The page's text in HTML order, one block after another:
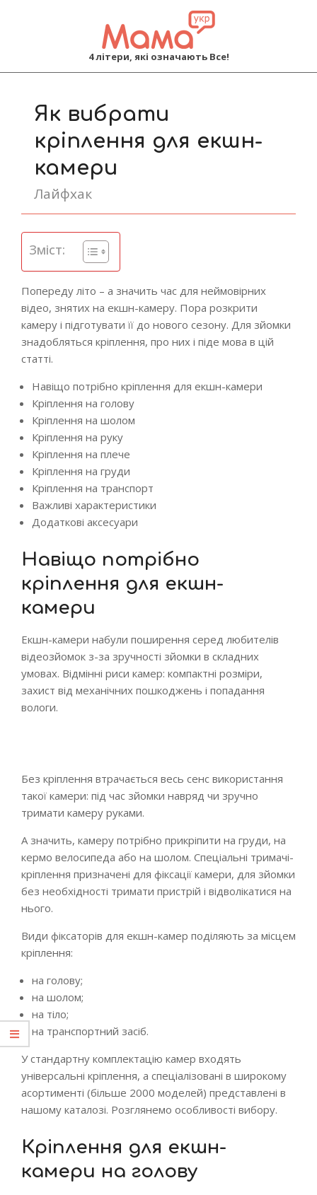
4 літери, які означають Все!
Як вибрати
кріплення для екшн-
камери
Лайфхак
Зміст:
Попереду літо – а значить час для неймовірних
відео, знятих на екшн-камеру. Пора розкрити
камеру і підготувати її до нового сезону. Для зйомки
знадобляться кріплення, про них і піде мова в цій
статті.
Навіщо потрібно кріплення для екшн-камери
Кріплення на голову
Кріплення на шолом
Кріплення на руку
Кріплення на плече
Кріплення на груди
Кріплення на транспорт
Важливі характеристики
Додаткові аксесуари
Навіщо потрібно
кріплення для екшн-
камери
Екшн-камери набули поширення серед любителів
відеозйомок з-за зручності зйомки в складних
умовах. Відмінні риси камер: компактні розміри,
захист від механічних пошкоджень і попадання
вологи.
Без кріплення втрачається весь сенс використання
такої камери: під час зйомки навряд чи зручно
тримати камеру руками.
А значить, камеру потрібно прикріпити на груди, на
кермо велосипеда або на шолом. Спеціальні тримачі-
кріплення призначені для фіксації камери, для зйомки
без необхідності тримати пристрій і відволікатися на
нього.
Види фіксаторів для екшн-камер поділяють за місцем
кріплення:
на голову;
на шолом;
на тіло;
на транспортний засіб.
У стандартну комплектацію камер входять
універсальні кріплення, а спеціалізовані в широкому
асортименті (більше 2000 моделей) представлені в
нашому каталозі. Розглянемо особливості вибору.
Кріплення для екшн-
камери на голову